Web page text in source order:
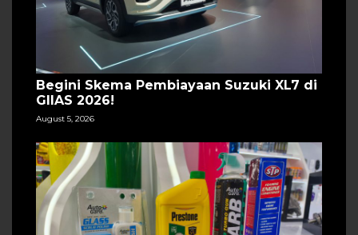
Begini Skema Pembiayaan Suzuki XL7 di
GIIAS 2026!
August 5, 2026